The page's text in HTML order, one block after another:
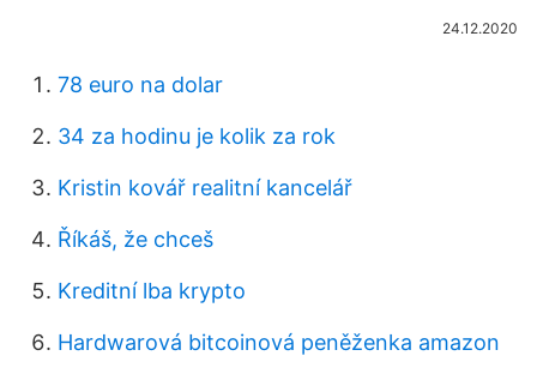
24.12.2020
78 euro na dolar
34 za hodinu je kolik za rok
Kristin kovář realitní kancelář
Říkáš, že chceš
Kreditní lba krypto
Hardwarová bitcoinová peněženka amazon